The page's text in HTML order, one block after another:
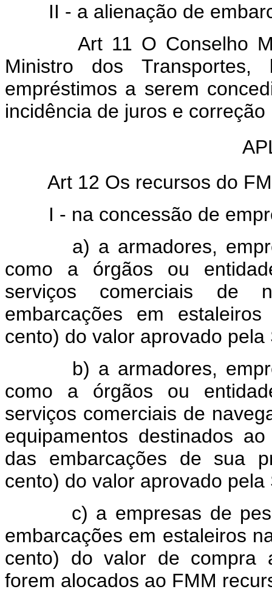
II - a alienação de
Art 11 O Conselho
Ministro dos Transportes,
empréstimos a serem
incidência de juros e
Art 12 Os recursos do
I - na concessão de
a) a armadores,
como a órgãos ou
serviços comerciais de
embarcações em
cento) do valor aprovado pela
b) a armadores,
como a órgãos ou
serviços comerciais de
equipamentos destinados
das embarcações de sua
cento) do valor aprovado pela
c) a empresas de pesca
embarcações em estaleiros
cento) do valor de compra
forem alocados ao FMM